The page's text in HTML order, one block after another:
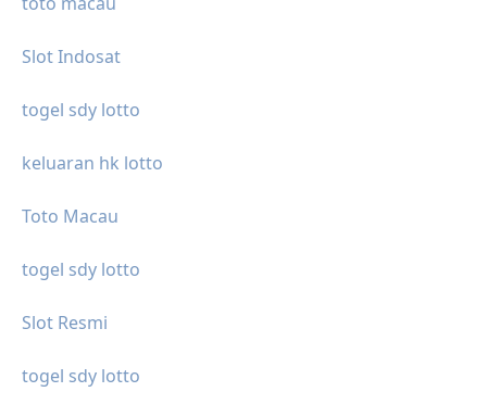
Slot Indosat
togel sdy lotto
keluaran hk lotto
Toto Macau
togel sdy lotto
Slot Resmi
togel sdy lotto